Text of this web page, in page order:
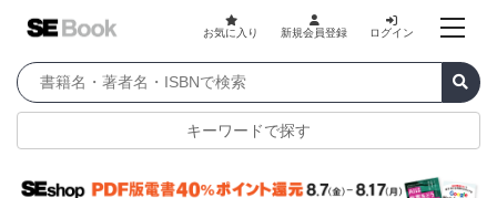
お気に入り 新規会員登録 ログイン
キーワードで探す